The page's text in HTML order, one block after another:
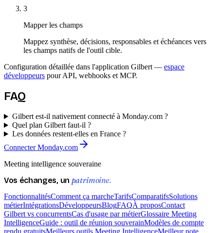
3
Mapper les champs
Mappez synthèse, décisions, responsables et échéances vers
les champs natifs de l'outil cible.
Configuration détaillée dans l'application Gilbert — espace
développeurs pour API, webhooks et MCP.
FAQ
Gilbert est-il nativement connecté à Monday.com ?
Quel plan Gilbert faut-il ?
Les données restent-elles en France ?
Connecter Monday.com
Meeting intelligence souveraine
Vos échanges, un patrimoine.
FonctionnalitésComment ça marcheTarifsComparatifsSolutions
métierIntégrationsDéveloppeursBlogFAQÀ proposContact
Gilbert vs concurrentsCas d'usage par métierGlossaire Meeting
IntelligenceGuide : outil de réunion souverainModèles de compte